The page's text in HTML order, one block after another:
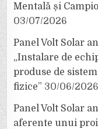
Mentală și
03/07/2026
Panel Volt Solar
„Instalare de
produse de
fizice” 30/06/2026
Panel Volt Solar
aferente unui